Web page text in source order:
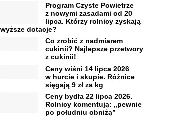
Program Czyste Powietrze
z nowymi zasadami od 20
lipca. Którzy rolnicy zyskają
wyższe dotacje?
Co zrobić z nadmiarem
cukinii? Najlepsze przetwory
z cukinii!
Ceny wiśni 14 lipca 2026
w hurcie i skupie. Różnice
sięgają 9 zł za kg
Ceny bydła 22 lipca 2026.
Rolnicy komentują: „pewnie
po południu obniżą”